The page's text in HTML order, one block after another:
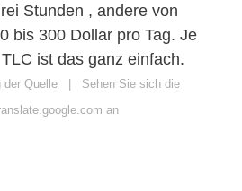
Stunden , andere von
bis 300 Dollar pro Tag. Je
ist das ganz einfach.
der Quelle | Sehen Sie sich die
an